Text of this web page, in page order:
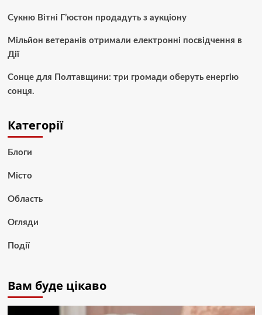
Сукню Вітні Г’юстон продадуть з аукціону
Мільйон ветеранів отримали електронні посвідчення в
Дії
Сонце для Полтавщини: три громади оберуть енергію
сонця.
Категорії
Блоги
Місто
Область
Огляди
Події
Вам буде цікаво